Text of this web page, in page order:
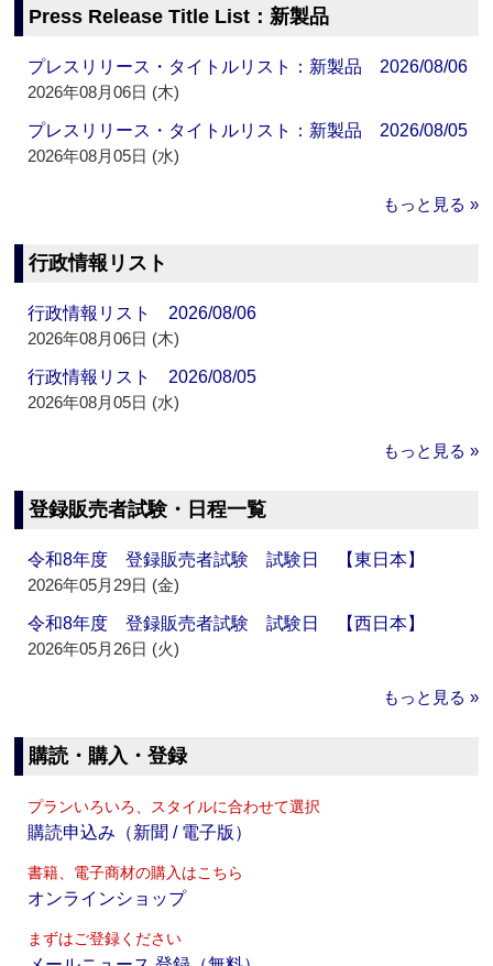
Press Release Title List：新製品
プレスリリース・タイトルリスト：新製品 2026/08/06
2026年08月06日 (木)
プレスリリース・タイトルリスト：新製品 2026/08/05
2026年08月05日 (水)
もっと見る »
行政情報リスト
行政情報リスト 2026/08/06
2026年08月06日 (木)
行政情報リスト 2026/08/05
2026年08月05日 (水)
もっと見る »
登録販売者試験・日程一覧
令和8年度 登録販売者試験 試験日 【東日本】
2026年05月29日 (金)
令和8年度 登録販売者試験 試験日 【西日本】
2026年05月26日 (火)
もっと見る »
購読・購入・登録
プランいろいろ、スタイルに合わせて選択
購読申込み（新聞 / 電子版）
書籍、電子商材の購入はこちら
オンラインショップ
まずはご登録ください